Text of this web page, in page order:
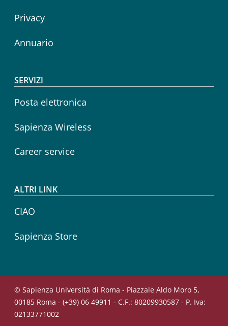
Privacy
Annuario
SERVIZI
Posta elettronica
Sapienza Wireless
Career service
ALTRI LINK
CIAO
Sapienza Store
© Sapienza Università di Roma - Piazzale Aldo Moro 5,
00185 Roma - (+39) 06 49911 - C.F.: 80209930587 - P. Iva:
02133771002